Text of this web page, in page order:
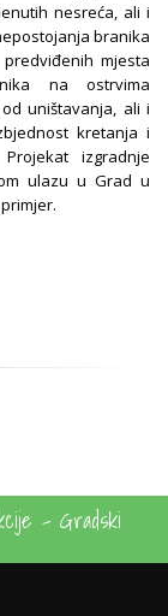
nesreća, ali i
branika
mjesta
na ostrvima
uništavanja, ali i
kretanja i
izgradnje
ulazu u Grad u
- Gradski